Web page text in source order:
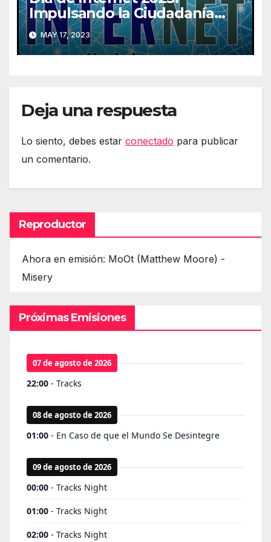
Impulsando la Ciudadanía
Digital
MAY 17, 2023
Deja una respuesta
Lo siento, debes estar conectado para publicar
un comentario.
Reproductor
Ahora en emisión: MoOt (Matthew Moore) -
Misery
Próximas Emisiones